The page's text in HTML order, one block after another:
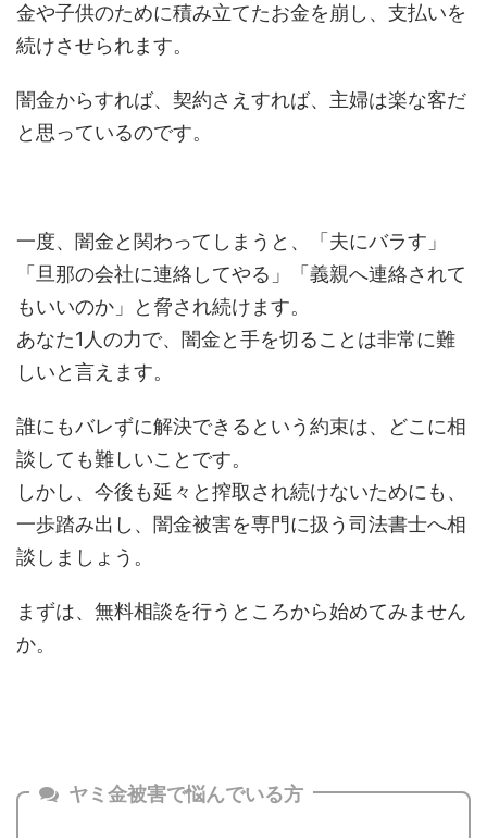
金や子供のために積み立てたお金を崩し、支払いを
続けさせられます。
闇金からすれば、契約さえすれば、主婦は楽な客だ
と思っているのです。
一度、闇金と関わってしまうと、「夫にバラす」
「旦那の会社に連絡してやる」「義親へ連絡されて
もいいのか」と脅され続けます。
あなた1人の力で、闇金と手を切ることは非常に難
しいと言えます。
誰にもバレずに解決できるという約束は、どこに相
談しても難しいことです。
しかし、今後も延々と搾取され続けないためにも、
一歩踏み出し、闇金被害を専門に扱う司法書士へ相
談しましょう。
まずは、無料相談を行うところから始めてみません
か。
ヤミ金被害で悩んでいる方